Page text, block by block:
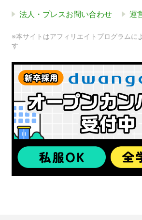
法人・プレスお問い合わせ 運
※本サイトはアフィリエイトプログラムに
す